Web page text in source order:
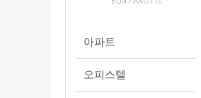
아파트
오피스텔